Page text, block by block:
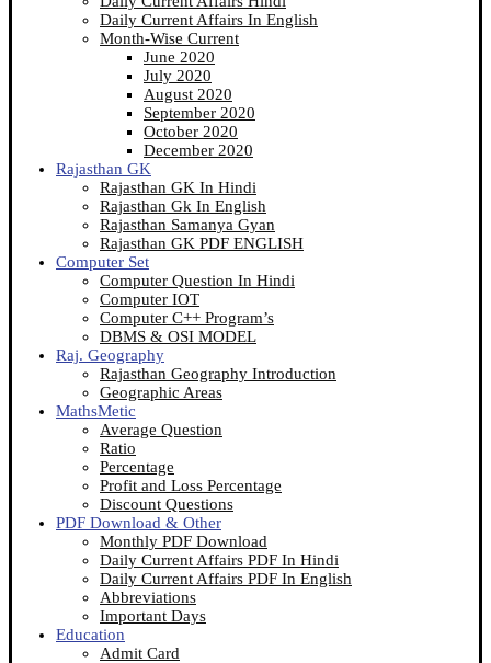
Daily Current Affairs In English
Month-Wise Current
June 2020
July 2020
August 2020
September 2020
October 2020
December 2020
Rajasthan GK
Rajasthan GK In Hindi
Rajasthan Gk In English
Rajasthan Samanya Gyan
Rajasthan GK PDF ENGLISH
Computer Set
Computer Question In Hindi
Computer IOT
Computer C++ Program’s
DBMS & OSI MODEL
Raj. Geography
Rajasthan Geography Introduction
Geographic Areas
MathsMetic
Average Question
Ratio
Percentage
Profit and Loss Percentage
Discount Questions
PDF Download & Other
Monthly PDF Download
Daily Current Affairs PDF In Hindi
Daily Current Affairs PDF In English
Abbreviations
Important Days
Education
Admit Card